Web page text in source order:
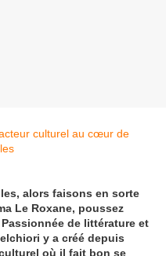
alors faisons en sorte
Le Roxane, poussez
de littérature et
y a créé depuis
où il fait bon se